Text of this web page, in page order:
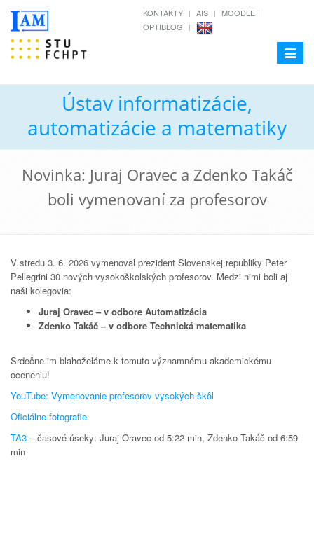
KONTAKTY AIS
MOODLE
OPTIBLOG
Toggle
Ústav informatizácie,
automatizácie a matematiky
Novinka: Juraj Oravec a Zdenko Takáč
boli vymenovaní za profesorov
V stredu 3. 6. 2026 vymenoval prezident Slovenskej republiky Peter
Pellegrini 30 nových vysokoškolských profesorov. Medzi nimi boli aj
naši kolegovia:
Juraj Oravec – v odbore Automatizácia
Zdenko Takáč – v odbore Technická matematika
Srdečne im blahoželáme k tomuto významnému akademickému
oceneniu!
YouTube: Vymenovanie profesorov vysokých škôl
Oficiálne fotografie
TA3 – časové úseky: Juraj Oravec od 5:22 min, Zdenko Takáč od 6:59
min